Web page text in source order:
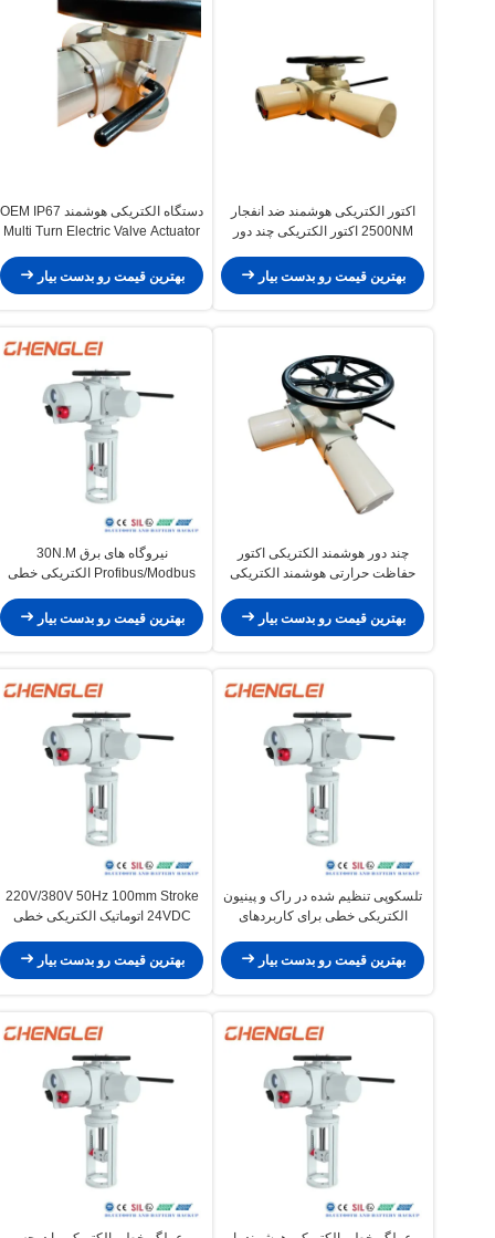
اکتور الکتریکی هوشمند ضد انفجار
2500NM اکتور الکتریکی چند دور
بهترین قیمت رو بدست بیار
دستگاه الکتریکی هوشمند OEM IP67
Multi Turn Electric Valve Actuator
بهترین قیمت رو بدست بیار
چند دور هوشمند الکتریکی اکتور
حفاظت حرارتی هوشمند الکتریکی
بهترین قیمت رو بدست بیار
نیروگاه های برق 30N.M
Profibus/Modbus الکتریکی خطی
برای شیر گلوب
بهترین قیمت رو بدست بیار
تلسکوپی تنظیم شده در راک و پینیون
الکتریکی خطی برای کاربردهای
بهترین قیمت رو بدست بیار
220V/380V 50Hz 100mm Stroke
24VDC اتوماتیک الکتریکی خطی
بهترین قیمت رو بدست بیار